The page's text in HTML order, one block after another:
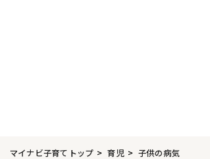
マイナビ子育てトップ 育児
子供の病気